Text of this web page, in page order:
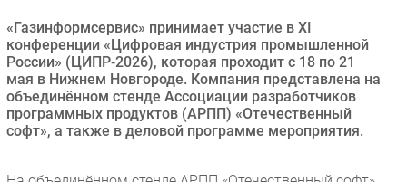
Безопасность
Инновации
CIO/Управление ИТ
Гаджеты
Здоровье
РАЗДЕЛЫ
«Газинформсервис» принимает участие в XI
конференции «Цифровая индустрия промышленной
России» (ЦИПР‑2026), которая проходит с 18 по 21
мая в Нижнем Новгороде. Компания представлена на
объединённом стенде Ассоциации разработчиков
программных продуктов (АРПП) «Отечественный
софт», а также в деловой программе мероприятия.